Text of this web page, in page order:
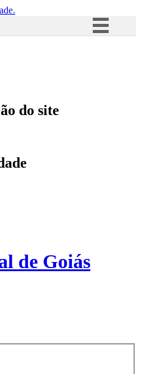
Acesso à informação
do site
de Goiás